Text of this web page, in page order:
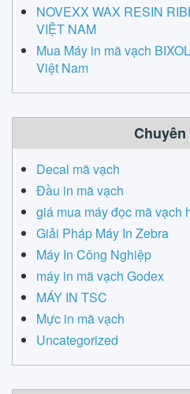
NOVEXX WAX RESIN
VIỆT NAM
Mua Máy in mã vạch
Việt Nam
Decal mã vạch
Đầu in mã vạch
giá mua máy đọc mã vạch
Giải Pháp Máy In Zebra
Máy In Công Nghiệp
máy in mã vạch Godex
MÁY IN TSC
Mực in mã vạch
Uncategorized